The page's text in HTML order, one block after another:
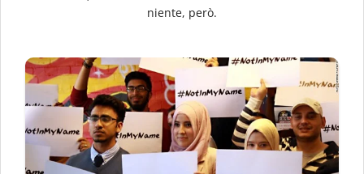
niente, però.